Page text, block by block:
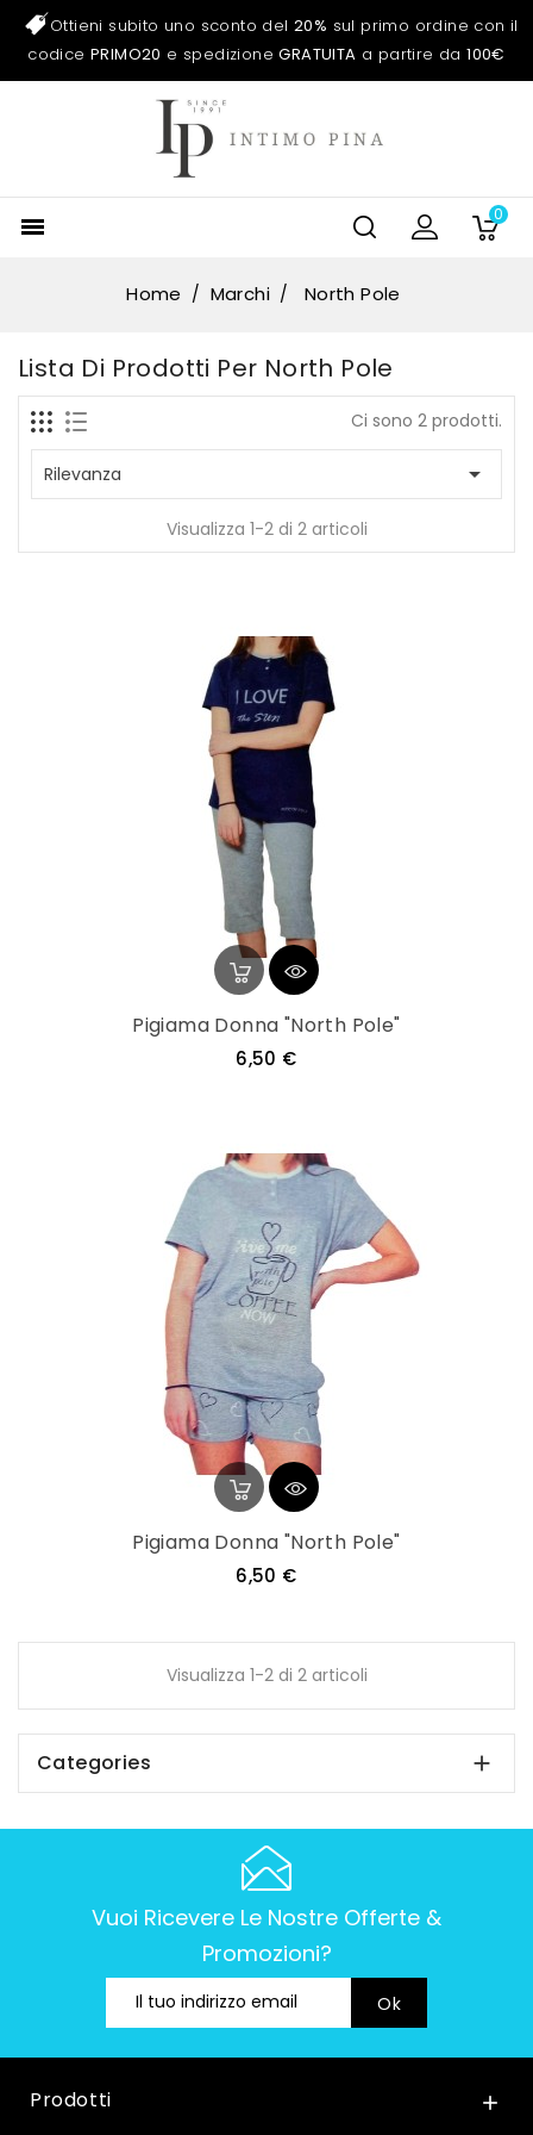
Ottieni subito uno sconto del20% sul primo ordine con il
codice PRIMO20 e spedizioneGRATUITA a partire da100€
 0
Home Marchi North Pole
Lista Di Prodotti Per North Pole
Ci sono 2 prodotti.
Rilevanza 
Visualizza 1-2 di 2 articoli
Pigiama Donna "North Pole"
6,50 €Prezzo
Pigiama Donna "North Pole"
6,50 €Prezzo
Visualizza 1-2 di 2 articoli
Categories 
Vuoi Ricevere Le Nostre Offerte &
Promozioni?
Prodotti 